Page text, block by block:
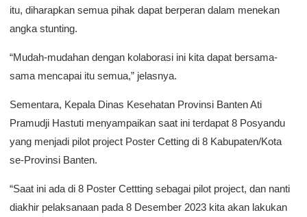
itu, diharapkan semua pihak dapat berperan dalam menekan
angka stunting.
“Mudah-mudahan dengan kolaborasi ini kita dapat bersama-
sama mencapai itu semua,” jelasnya.
Sementara, Kepala Dinas Kesehatan Provinsi Banten Ati
Pramudji Hastuti menyampaikan saat ini terdapat 8 Posyandu
yang menjadi pilot project Poster Cetting di 8 Kabupaten/Kota
se-Provinsi Banten.
“Saat ini ada di 8 Poster Cettting sebagai pilot project, dan nanti
diakhir pelaksanaan pada 8 Desember 2023 kita akan lakukan